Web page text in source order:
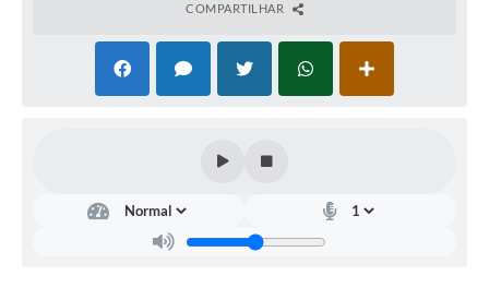
etar
COMPARTILHAR